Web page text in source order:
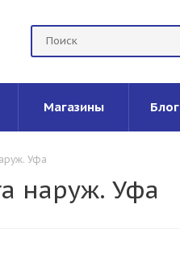
Магазины Блог
Уфа
наруж. Уфа